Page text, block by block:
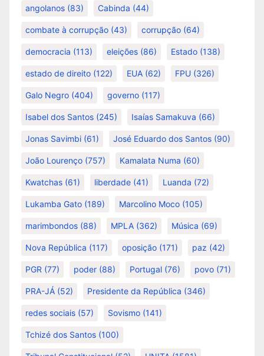
angolanos (83) Cabinda (44)
combate à corrupção (43) corrupção (64)
democracia (113) eleições (86) Estado (138)
estado de direito (122) EUA (62) FPU (326)
Galo Negro (404) governo (117)
Isabel dos Santos (245) Isaías Samakuva (66)
Jonas Savimbi (61) José Eduardo dos Santos (90)
João Lourenço (757) Kamalata Numa (60)
Kwatchas (61) liberdade (41) Luanda (72)
Lukamba Gato (189) Marcolino Moco (105)
marimbondos (88) MPLA (362) Música (69)
Nova República (117) oposição (171) paz (42)
PGR (77) poder (88) Portugal (76) povo (71)
PRA-JÁ (52) Presidente da República (346)
redes sociais (57) Sovismo (141)
Tchizé dos Santos (100)